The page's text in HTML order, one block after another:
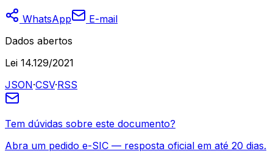
WhatsApp
E-mail
Dados abertos
Lei 14.129/2021
JSON·CSV·RSS
Tem dúvidas sobre este documento?
Abra um pedido e-SIC — resposta oficial em até 20 dias.